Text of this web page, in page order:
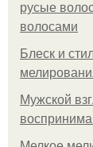
русые
волосами
Блеск и
Мужской